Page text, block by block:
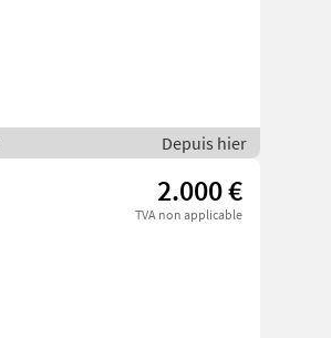
Depuis hier
2.000 €
TVA non applicable